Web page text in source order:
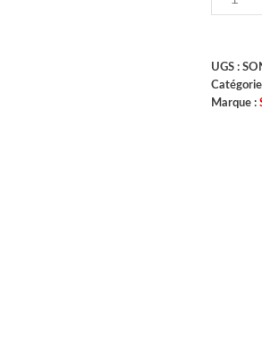
UGS :
Marque :